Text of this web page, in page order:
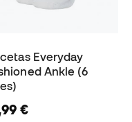
Everyday
Ankle (6
€